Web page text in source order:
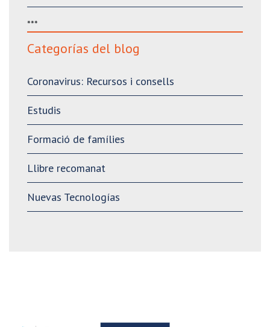
***
Categorías del blog
Coronavirus: Recursos i consells
Estudis
Formació de famílies
Llibre recomanat
Nuevas Tecnologías